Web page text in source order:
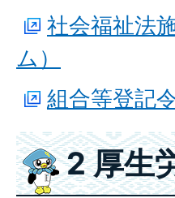
社会福祉法
ム）
組合等登記
2 厚生